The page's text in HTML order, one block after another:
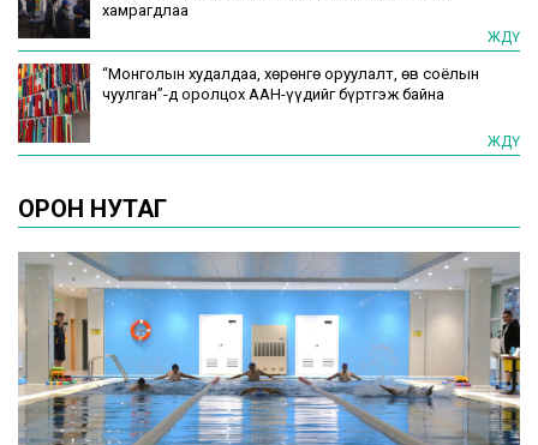
хамрагдлаа
ЖДҮ
“Монголын худалдаа, хөрөнгө оруулалт, өв соёлын
чуулган”-д оролцох ААН-үүдийг бүртгэж байна
ЖДҮ
ОРОН НУТАГ